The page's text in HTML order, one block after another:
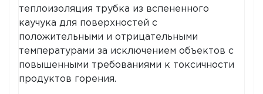
теплоизоляция трубка из вспененного
каучука для поверхностей с
положительными и отрицательными
температурами за исключением объектов с
повышенными требованиями к токсичности
продуктов горения.